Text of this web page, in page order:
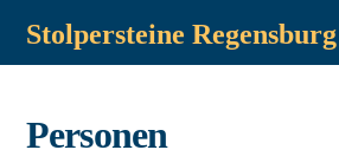
Stolpersteine Regensburg
Personen